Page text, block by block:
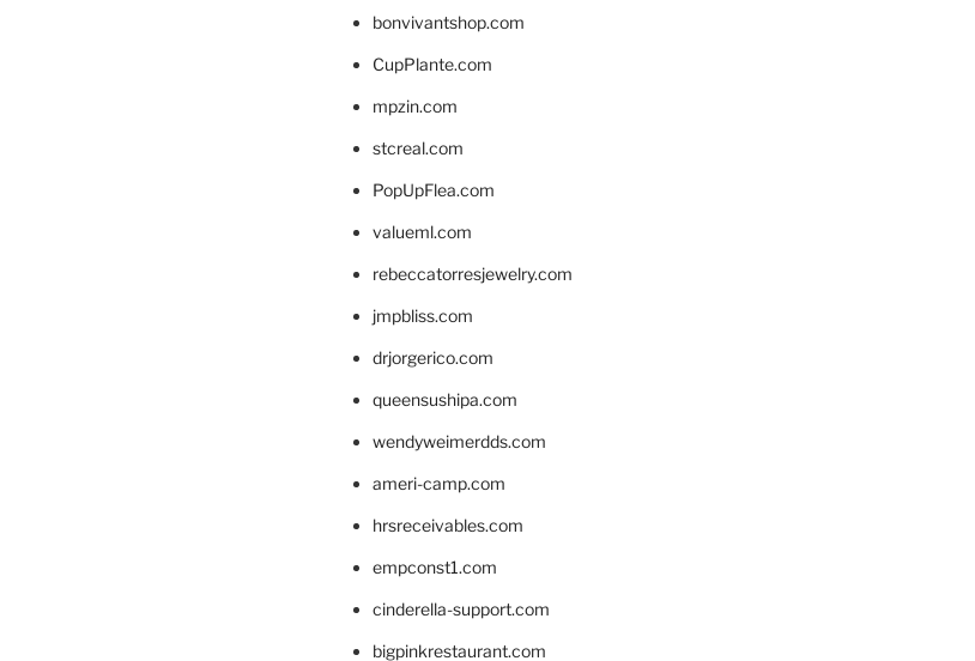
bonvivantshop.com
CupPlante.com
mpzin.com
stcreal.com
PopUpFlea.com
valueml.com
rebeccatorresjewelry.com
jmpbliss.com
drjorgerico.com
queensushipa.com
wendyweimerdds.com
ameri-camp.com
hrsreceivables.com
empconst1.com
cinderella-support.com
bigpinkrestaurant.com